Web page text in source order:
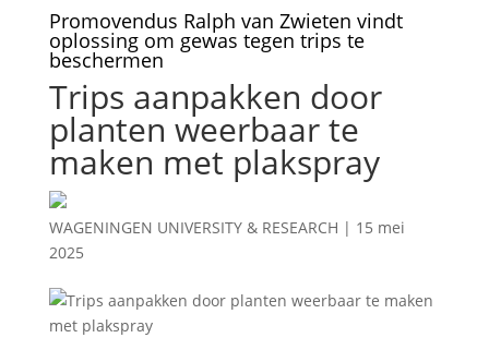
Promovendus Ralph van Zwieten vindt
oplossing om gewas tegen trips te
beschermen
Trips aanpakken door
planten weerbaar te
maken met plakspray
WAGENINGEN UNIVERSITY & RESEARCH | 15 mei
2025